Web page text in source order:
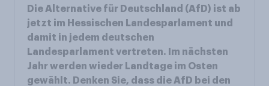
Die Alternative für Deutschland (AfD) ist ab
jetzt im Hessischen Landesparlament und
damit in jedem deutschen
Landesparlament vertreten. Im nächsten
Jahr werden wieder Landtage im Osten
gewählt. Denken Sie, dass die AfD bei den